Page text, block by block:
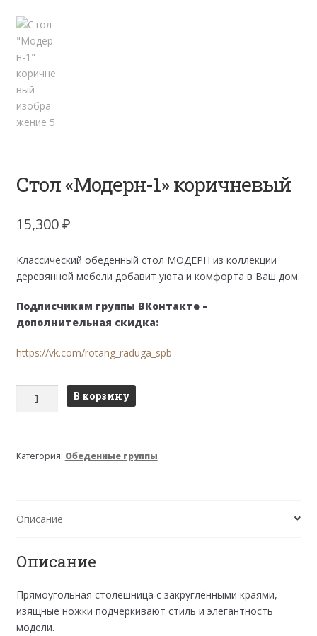
Стол «Модерн-1» коричневый
15,300₽
Классический обеденный стол МОДЕРН из коллекции
деревянной мебели добавит уюта и комфорта в Ваш дом.
Подписчикам группы ВКонтакте –
дополнительная скидка:
https://vk.com/rotang_raduga_spb
Количество
коричневый
В корзину
Категория: Обеденные группы
Описание
Описание
Прямоугольная столешница с закруглёнными краями,
изящные ножки подчёркивают стиль и элегантность
модели.